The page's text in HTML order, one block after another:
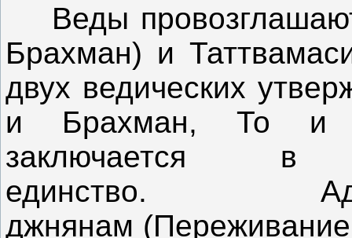
Веды
Брахман) и
двух ведических
и Брахман, То и
заключается в
единство.
джнянам (Переживание